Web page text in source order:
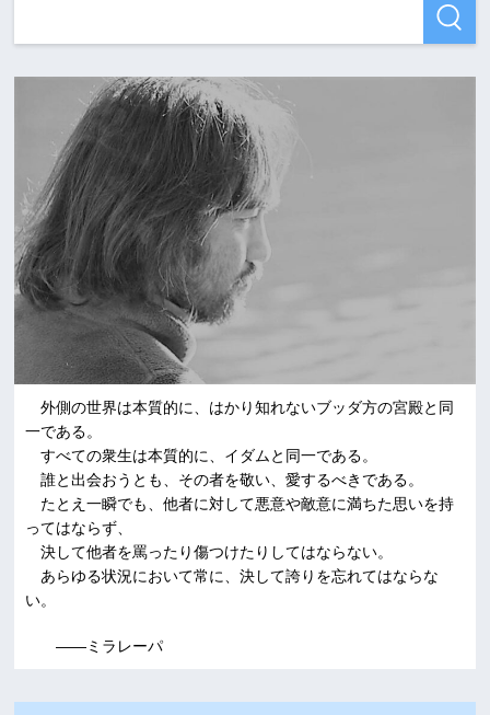
外側の世界は本質的に、はかり知れないブッダ方の宮殿と同
一である。
すべての衆生は本質的に、イダムと同一である。
誰と出会おうとも、その者を敬い、愛するべきである。
たとえ一瞬でも、他者に対して悪意や敵意に満ちた思いを持
ってはならず、
決して他者を罵ったり傷つけたりしてはならない。
あらゆる状況において常に、決して誇りを忘れてはならな
い。
――ミラレーパ